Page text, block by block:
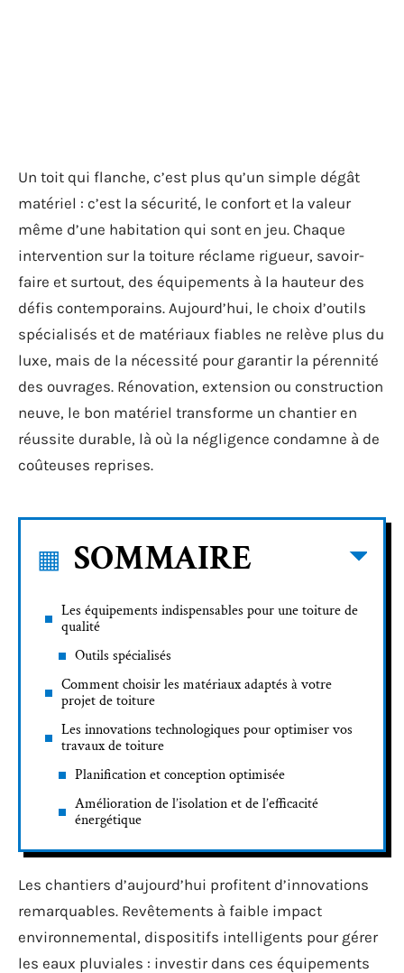
Un toit qui flanche, c’est plus qu’un simple dégât
matériel : c’est la sécurité, le confort et la valeur
même d’une habitation qui sont en jeu. Chaque
intervention sur la toiture réclame rigueur, savoir-
faire et surtout, des équipements à la hauteur des
défis contemporains. Aujourd’hui, le choix d’outils
spécialisés et de matériaux fiables ne relève plus du
luxe, mais de la nécessité pour garantir la pérennité
des ouvrages. Rénovation, extension ou construction
neuve, le bon matériel transforme un chantier en
réussite durable, là où la négligence condamne à de
coûteuses reprises.
SOMMAIRE
Les équipements indispensables pour une toiture de
qualité
Outils spécialisés
Comment choisir les matériaux adaptés à votre
projet de toiture
Les innovations technologiques pour optimiser vos
travaux de toiture
Planification et conception optimisée
Amélioration de l’isolation et de l’efficacité
énergétique
Les chantiers d’aujourd’hui profitent d’innovations
remarquables. Revêtements à faible impact
environnemental, dispositifs intelligents pour gérer
les eaux pluviales : investir dans ces équipements